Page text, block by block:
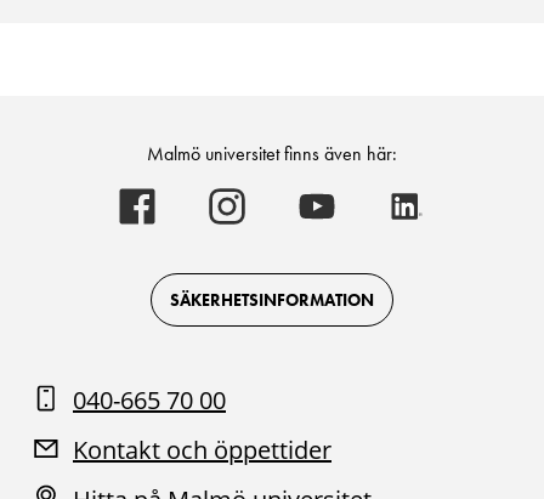
Malmö universitet finns även här:
Malmö
universitet
on
Facebook
Malmö
universitet
on
Instagram
Malmö
universitet
on
Youtube
SÄKERHETSINFORMATION
040-665 70 00
Kontakt och öppettider